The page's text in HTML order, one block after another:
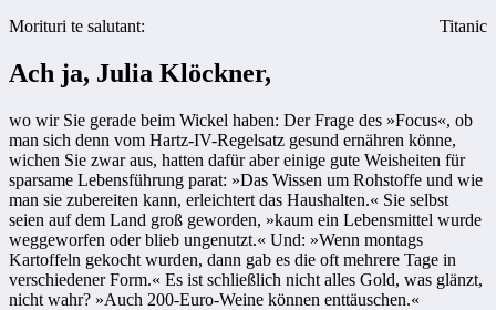
Morituri te salutant:
Titanic
Ach ja, Julia Klöckner,
wo wir Sie gerade beim Wickel haben: Der Frage des »Focus«, ob
man sich denn vom Hartz-IV-Regelsatz gesund ernähren könne,
wichen Sie zwar aus, hatten dafür aber einige gute Weisheiten für
sparsame Lebensführung parat: »Das Wissen um Rohstoffe und wie
man sie zubereiten kann, erleichtert das Haushalten.« Sie selbst
seien auf dem Land groß geworden, »kaum ein Lebensmittel wurde
weggeworfen oder blieb ungenutzt.« Und: »Wenn montags
Kartoffeln gekocht wurden, dann gab es die oft mehrere Tage in
verschiedener Form.« Es ist schließlich nicht alles Gold, was glänzt,
nicht wahr? »Auch 200-Euro-Weine können enttäuschen.«